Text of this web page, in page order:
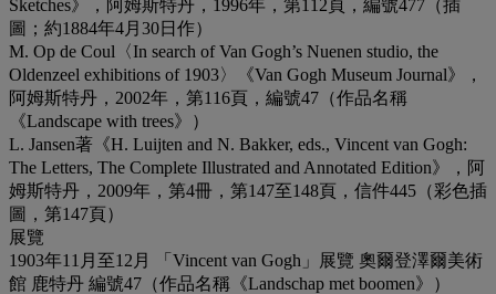
Sketches》，阿姆斯特丹，1996年，第112頁，編號477（插
圖；約1884年4月30日作）
M. Op de Coul〈In search of Van Gogh’s Nuenen studio, the
Oldenzeel exhibitions of 1903〉《Van Gogh Museum Journal》，
阿姆斯特丹，2002年，第116頁，編號47（作品名稱
《Landscape with trees》）
L. Jansen著《H. Luijten and N. Bakker, eds., Vincent van Gogh:
The Letters, The Complete Illustrated and Annotated Edition》，阿
姆斯特丹，2009年，第4冊，第147至148頁，信件445（彩色插
圖，第147頁）
展覽
1903年11月至12月 「Vincent van Gogh」展覽 奧爾登澤爾美術
館 鹿特丹 編號47（作品名稱《Landschap met boomen》）